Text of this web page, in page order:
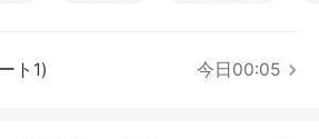
の迷走がすべてを狂わせた。彼女は
ト1) 今日00:05